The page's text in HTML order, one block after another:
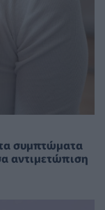
συμπτώματα
αντιμετώπιση